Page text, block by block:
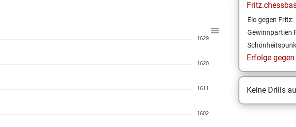
1629
1620
1611
1602
Elo gegen Fritz:
Gewinnpartien
Erfolge
Keine Drills